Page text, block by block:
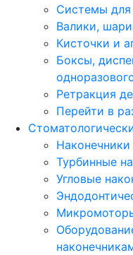
Системы для
Валики,
Кисточки и
Боксы,
Ретракция
Перейти в
Турбинные
Угловые